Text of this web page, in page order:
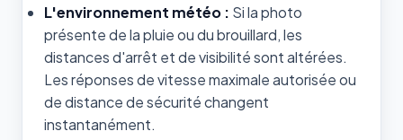
L'environnement météo : Si la photo
présente de la pluie ou du brouillard, les
distances d'arrêt et de visibilité sont altérées.
Les réponses de vitesse maximale autorisée ou
de distance de sécurité changent
instantanément.